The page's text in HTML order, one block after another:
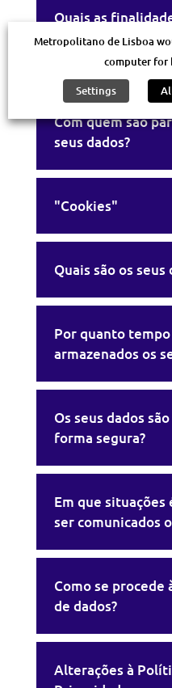
Quais as
fundamentos
dos seus dados?
Com quem são
seus dados?
"Cookies"
Quais são os
Por quanto tempo
armazenados os
Os seus dados
forma segura?
Em que situações
ser comunicados
Como se procede
de dados?
Alterações à
Metropolitano de Lisboa
computer for
Settings